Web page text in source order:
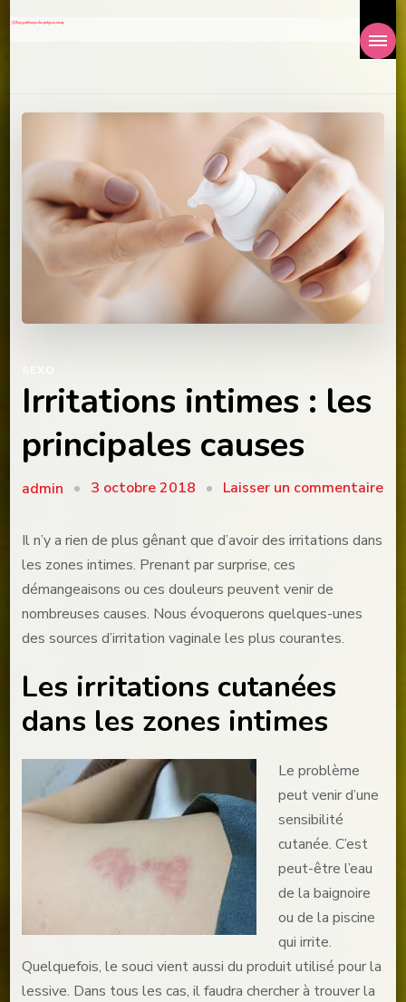
Irritations intimes : les
principales causes
admin 3 octobre 2018 Laisser un commentairesur
Il n’y a rien de plus gênant que d’avoir des irritations dans
les zones intimes. Prenant par surprise, ces
démangeaisons ou ces douleurs peuvent venir de
nombreuses causes. Nous évoquerons quelques-unes
des sources d’irritation vaginale les plus courantes.
Les irritations cutanées
dans les zones intimes
Le problème
peut venir d’une
sensibilité
cutanée. C’est
peut-être l’eau
de la baignoire
ou de la piscine
qui irrite.
Quelquefois, le souci vient aussi du produit utilisé pour la
lessive. Dans tous les cas, il faudra chercher à trouver la